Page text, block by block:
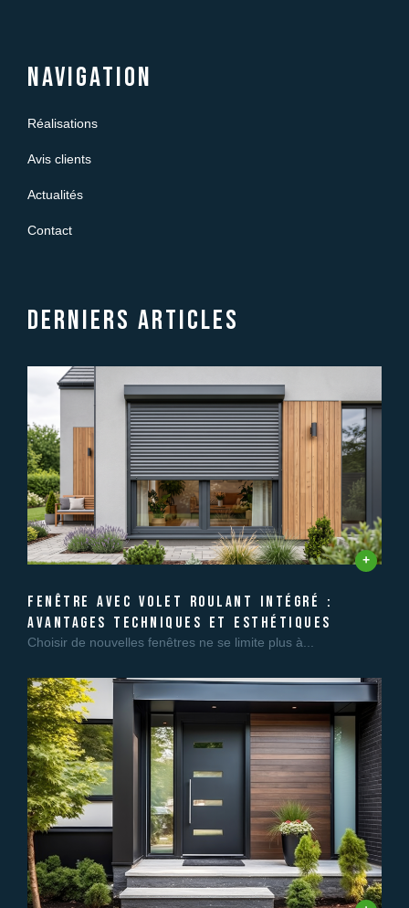
Navigation
Réalisations
Avis clients
Actualités
Contact
Derniers articles
fenêtre avec volet roulant intégré :
avantages techniques et esthétiques
Choisir de nouvelles fenêtres ne se limite plus à...